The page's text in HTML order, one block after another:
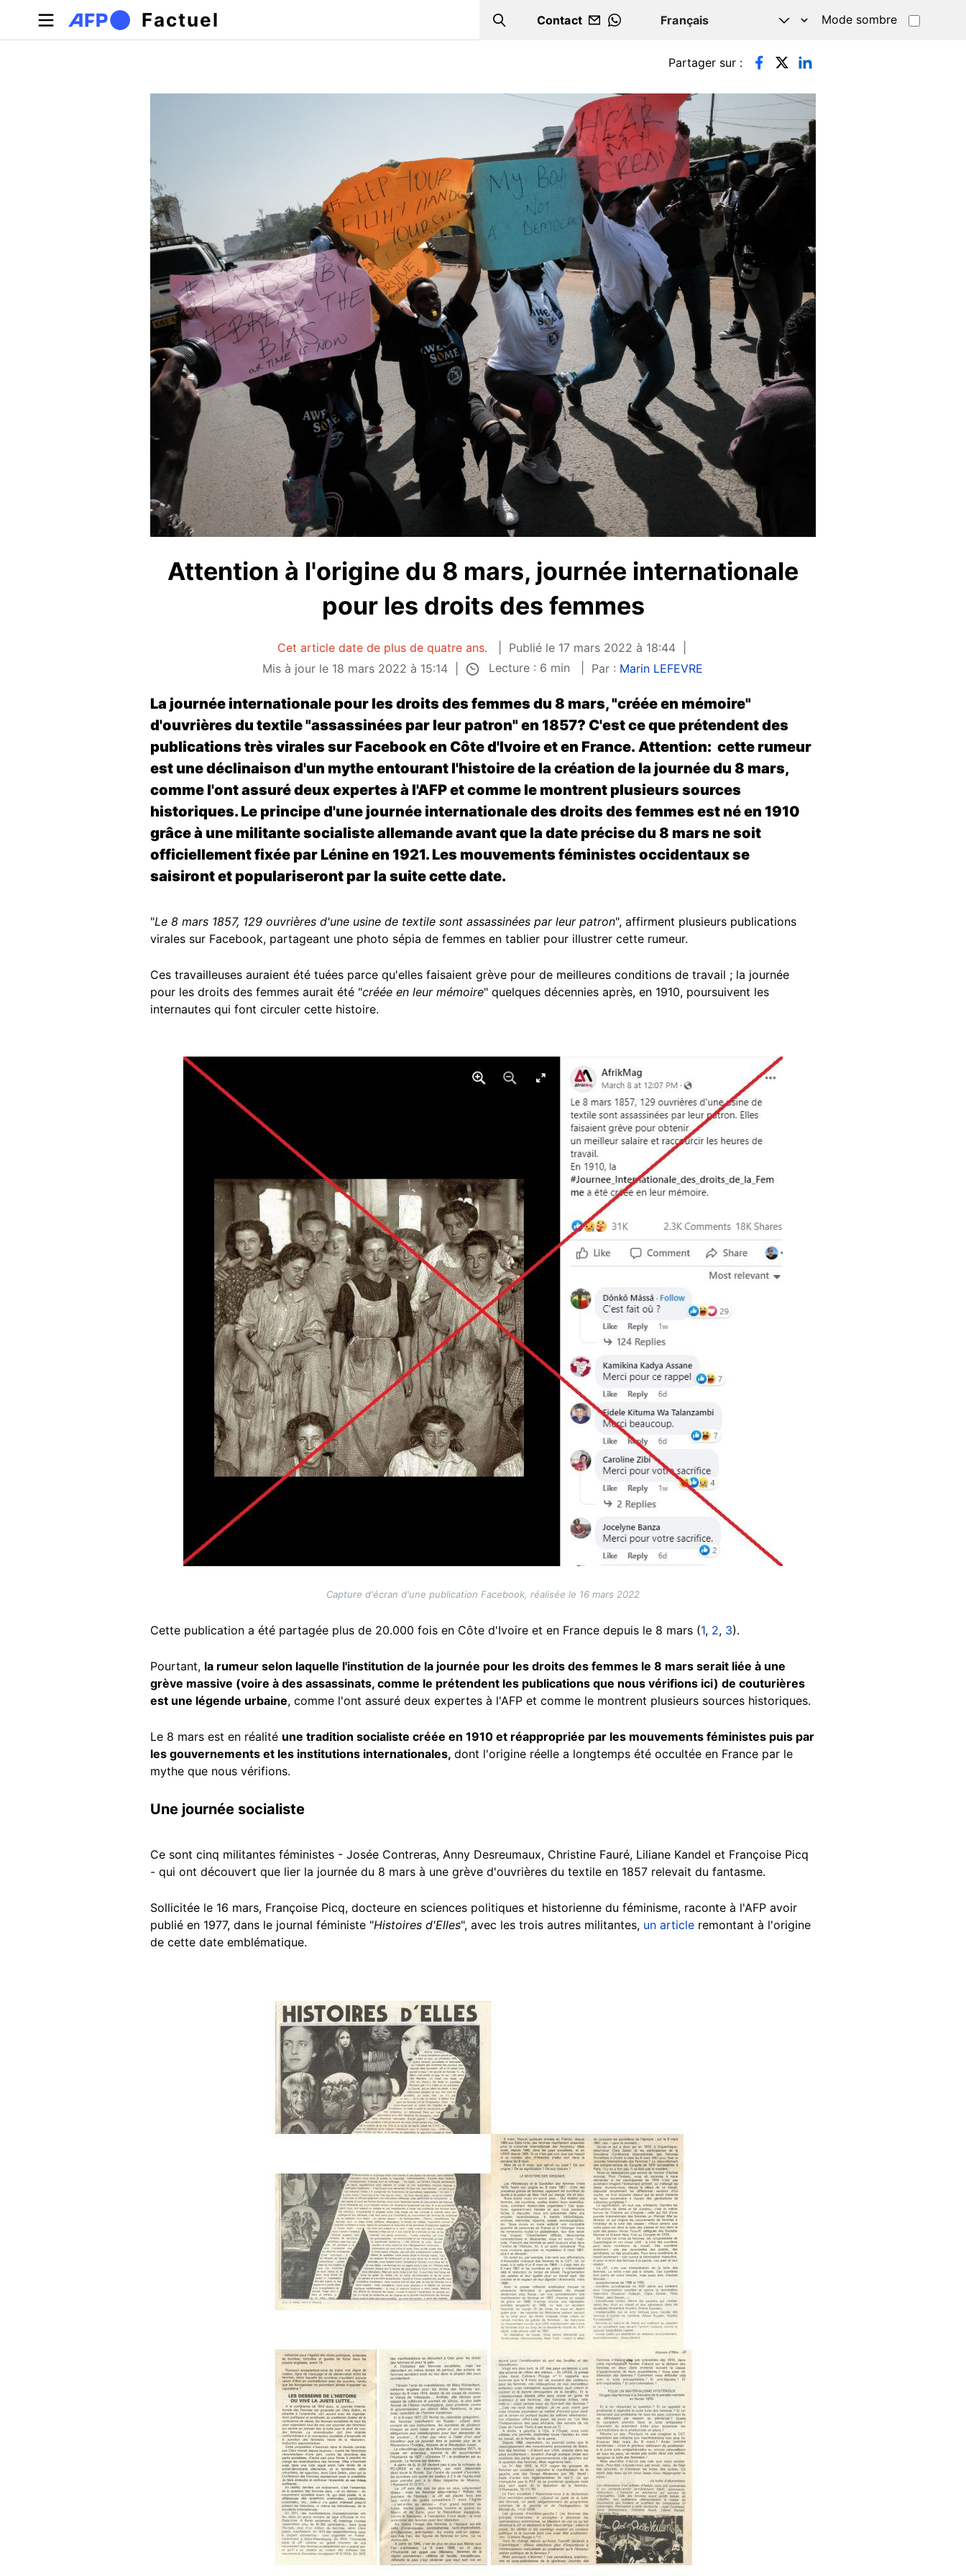
Aller au contenu principal
Factuel Search
Contact
WHATSAPP
Mode sombre
Onglets principaux Partager sur :
Attention à l'origine du 8 mars, journée internationale
pour les droits des femmes
Cet article date de plus de quatre ans.
Publié le 17 mars 2022 à 18:44
Mis à jour le 18 mars 2022 à 15:14
Lecture : 6 min Par : Marin LEFEVRE
La journée internationale pour les droits des femmes du 8 mars, "créée en mémoire"
d'ouvrières du textile "assassinées par leur patron" en 1857? C'est ce que prétendent des
publications très virales sur Facebook en Côte d'Ivoire et en France. Attention: cette rumeur
est une déclinaison d'un mythe entourant l'histoire de la création de la journée du 8 mars,
comme l'ont assurédeux expertesà l'AFP et comme le montrent plusieurs sources
historiques. Le principe d'une journée internationale des droits des femmes est né en 1910
grâce à une militante socialiste allemande avant que la date précise du 8 mars ne soit
officiellement fixée par Lénine en 1921. Les mouvements féministes occidentaux se
saisiront et populariseront par la suite cette date.
"Le 8 mars 1857, 129 ouvrières d'une usine de textile sont assassinées par leur patron", affirment plusieurs publications
virales sur Facebook, partageant une photo sépia de femmes en tablier pour illustrer cette rumeur.
Ces travailleuses auraient été tuées parce qu'elles faisaient grève pour de meilleures conditions de travail ; la journée
pour les droits des femmes aurait été "créée en leur mémoire" quelques décennies après, en 1910, poursuivent les
internautes qui font circuler cette histoire.
Image
Capture d'écran d'une publication Facebook, réalisée le 16 mars 2022
Cette publication a été partagée plus de 20.000 fois en Côte d'Ivoire et en France depuis le 8 mars (1, 2, 3).
Pourtant, la rumeur selon laquelle l'institution de la journée pour les droits des femmes le 8 mars serait liée à une
grève massive (voire à des assassinats, comme le prétendent les publications que nous vérifions ici) de couturières
est une légende urbaine, comme l'ont assuré deux expertes à l'AFP et comme le montrent plusieurs sources historiques.
Le 8 mars est en réalité une tradition socialiste créée en 1910 et réappropriée par les mouvements féministes puis par
les gouvernements et les institutions internationales, dont l'origine réelle a longtemps été occultée en France par le
mythe que nous vérifions.
Une journée socialiste
Ce sont cinq militantes féministes - Josée Contreras, Anny Desreumaux, Christine Fauré, Liliane Kandel et Françoise Picq
- qui ont découvert que lier la journée du 8 mars à une grève d'ouvrières du textile en 1857 relevait du fantasme.
Sollicitée le 16 mars, Françoise Picq, docteure en sciences politiques et historienne du féminisme, raconte à l'AFP avoir
publié en 1977, dans le journal féministe "Histoires d'Elles", avec les trois autres militantes, un article remontant à l'origine
de cette date emblématique.